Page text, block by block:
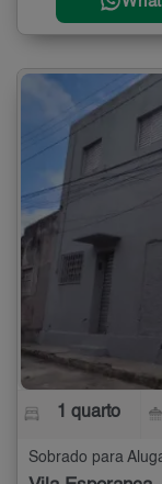
1 quarto
Sobrado para